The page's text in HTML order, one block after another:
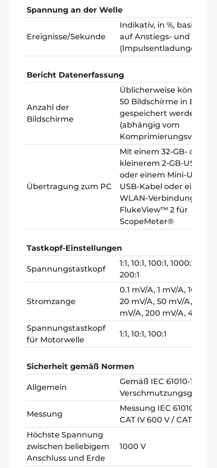
Spannung an der Welle
Ereignisse/Sekunde
Indikativ, in %, basierend
auf Anstiegs- und
(Impulsentladungen)
Bericht Datenerfassung
Anzahl der
Bildschirme
Üblicherweise können
50 Bildschirme in
gespeichert werden
(abhängig vom
Übertragung zum PC
Mit einem 32-GB- oder
kleinerem 2-GB-USB-
oder einem Mini-USB-
USB-Kabel oder einer
WLAN-Verbindung und
FlukeView™ 2 für
ScopeMeter®
Tastkopf-Einstellungen
Spannungstastkopf
1:1, 10:1, 100:1, 1000:1, 20:1,
200:1
Stromzange
0.1 mV/A, 1 mV/A, 10 mV/
20 mV/A, 50 mV/A, 100
mV/A, 200 mV/A, 400
Spannungstastkopf
für Motorwelle
1:1, 10:1, 100:1
Sicherheit gemäß Normen
Allgemein
Gemäß IEC 61010-1:
Verschmutzungsgrad 2
Messung
Messung IEC 61010-2-
CAT IV 600 V / CAT III
Höchste Spannung
zwischen beliebigem
Anschluss und Erde
1000 V